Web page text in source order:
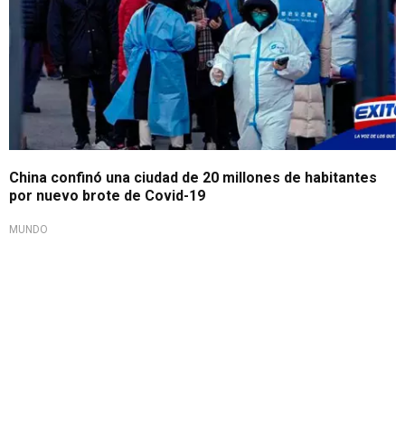
China confinó una ciudad de 20 millones de habitantes
por nuevo brote de Covid-19
MUNDO